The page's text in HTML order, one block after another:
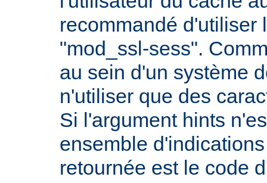
recommandé d'utiliser
"mod_ssl-sess".
au sein d'un système
n'utiliser que des
Si l'argument hints
ensemble
retournée est le code